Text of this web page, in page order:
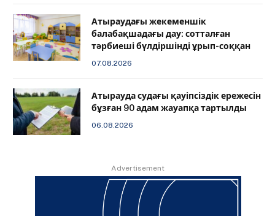
Атыраудағы жекеменшік
балабақшадағы дау: сотталған
тәрбиеші бүлдіршінді ұрып-соққан
07.08.2026
Атырауда судағы қауіпсіздік ережесін
бұзған 90 адам жауапқа тартылды
06.08.2026
Advertisement